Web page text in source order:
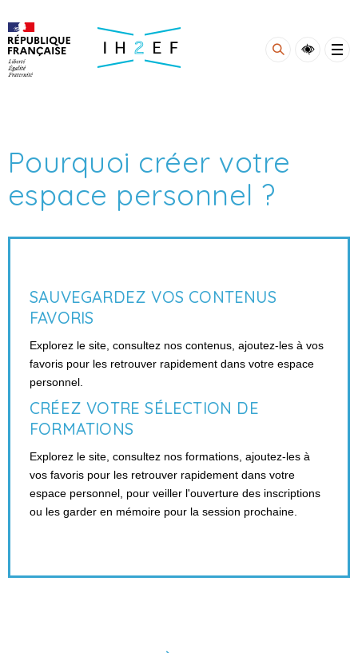
Pourquoi créer votre
espace personnel ?
SAUVEGARDEZ VOS CONTENUS
FAVORIS
Explorez le site, consultez nos contenus, ajoutez-les à vos
favoris pour les retrouver rapidement dans votre espace
personnel.
CRÉEZ VOTRE SÉLECTION DE
FORMATIONS
Explorez le site, consultez nos formations, ajoutez-les à
vos favoris pour les retrouver rapidement dans votre
espace personnel, pour veiller l'ouverture des inscriptions
ou les garder en mémoire pour la session prochaine.